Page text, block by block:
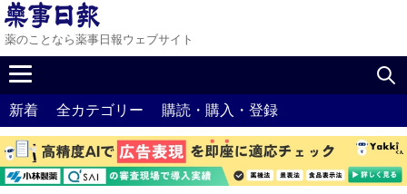
薬のことなら薬事日報ウェブサイト
新着 全カテゴリー 購読・購入・登録